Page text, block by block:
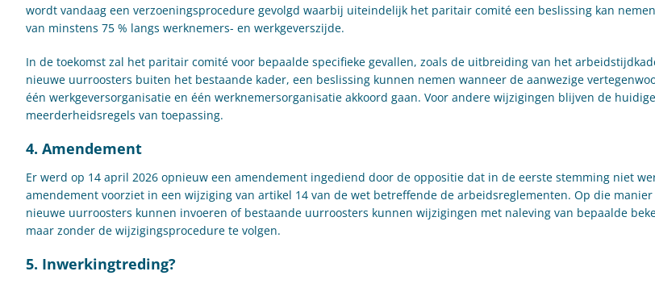
wordt vandaag een verzoeningsprocedure gevolgd waarbij uiteindelijk het paritair comité een beslissing kan
van minstens 75 % langs werknemers- en werkgeverszijde.
In de toekomst zal het paritair comité voor bepaalde specifieke gevallen, zoals de uitbreiding van het
nieuwe uurroosters buiten het bestaande kader, een beslissing kunnen nemen wanneer de aanwezige
één werkgeversorganisatie en één werknemersorganisatie akkoord gaan. Voor andere wijzigingen blijven de
meerderheidsregels van toepassing.
4. Amendement
Er werd op 14 april 2026 opnieuw een amendement ingediend door de oppositie dat in de eerste stemming niet
amendement voorziet in een wijziging van artikel 14 van de wet betreffende de arbeidsreglementen. Op die manier
nieuwe uurroosters kunnen invoeren of bestaande uurroosters kunnen wijzigingen met naleving van bepaalde
maar zonder de wijzigingsprocedure te volgen.
5. Inwerkingtreding?